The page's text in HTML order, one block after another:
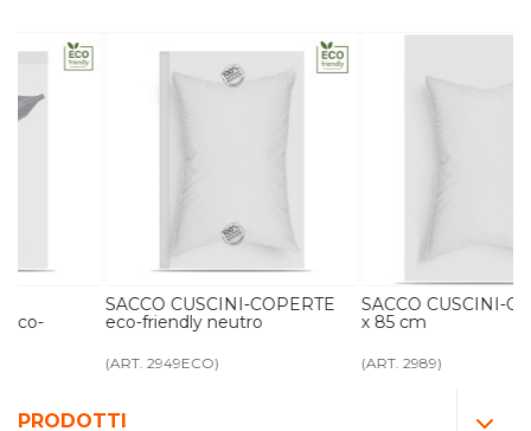
PRODOTTI
SACCO CUSCINI-COPERTE
eco-friendly neutro
(ART. 2949ECO)
SACCO CUSCINI-COPERTE 65